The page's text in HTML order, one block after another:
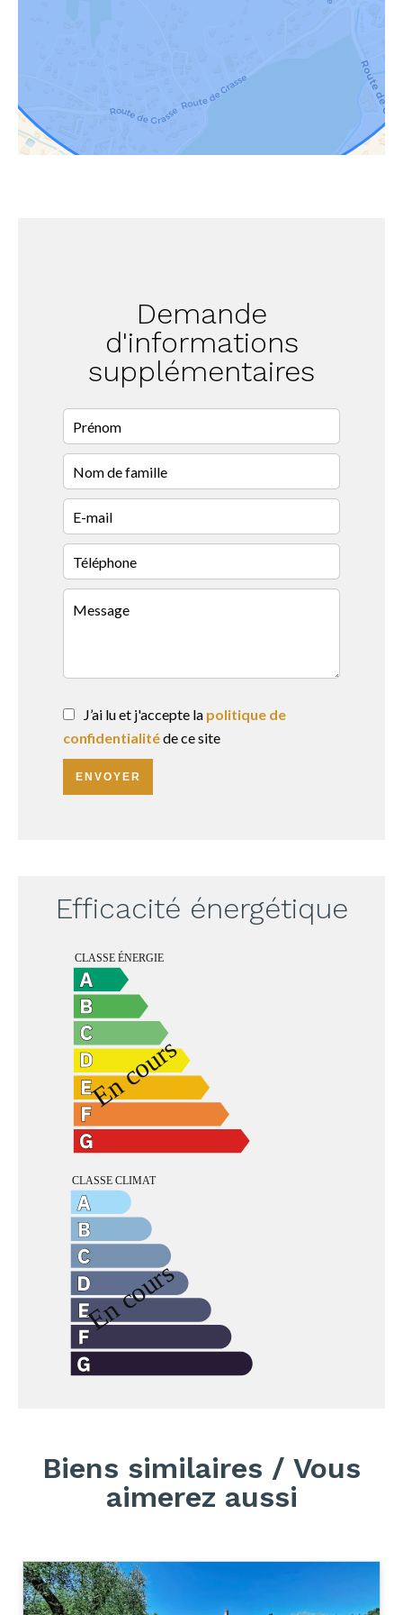
Demande
d'informations
supplémentaires
J’ai lu et j'accepte la politique de
confidentialitéde ce site
ENVOYER
Efficacité énergétique
Biens similaires / Vous
aimerez aussi